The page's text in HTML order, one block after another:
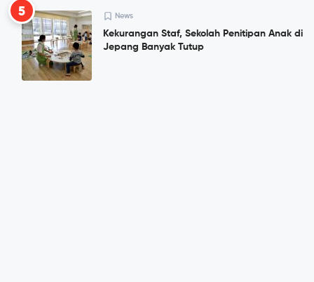
5 News
Kekurangan Staf, Sekolah Penitipan Anak di
Jepang Banyak Tutup